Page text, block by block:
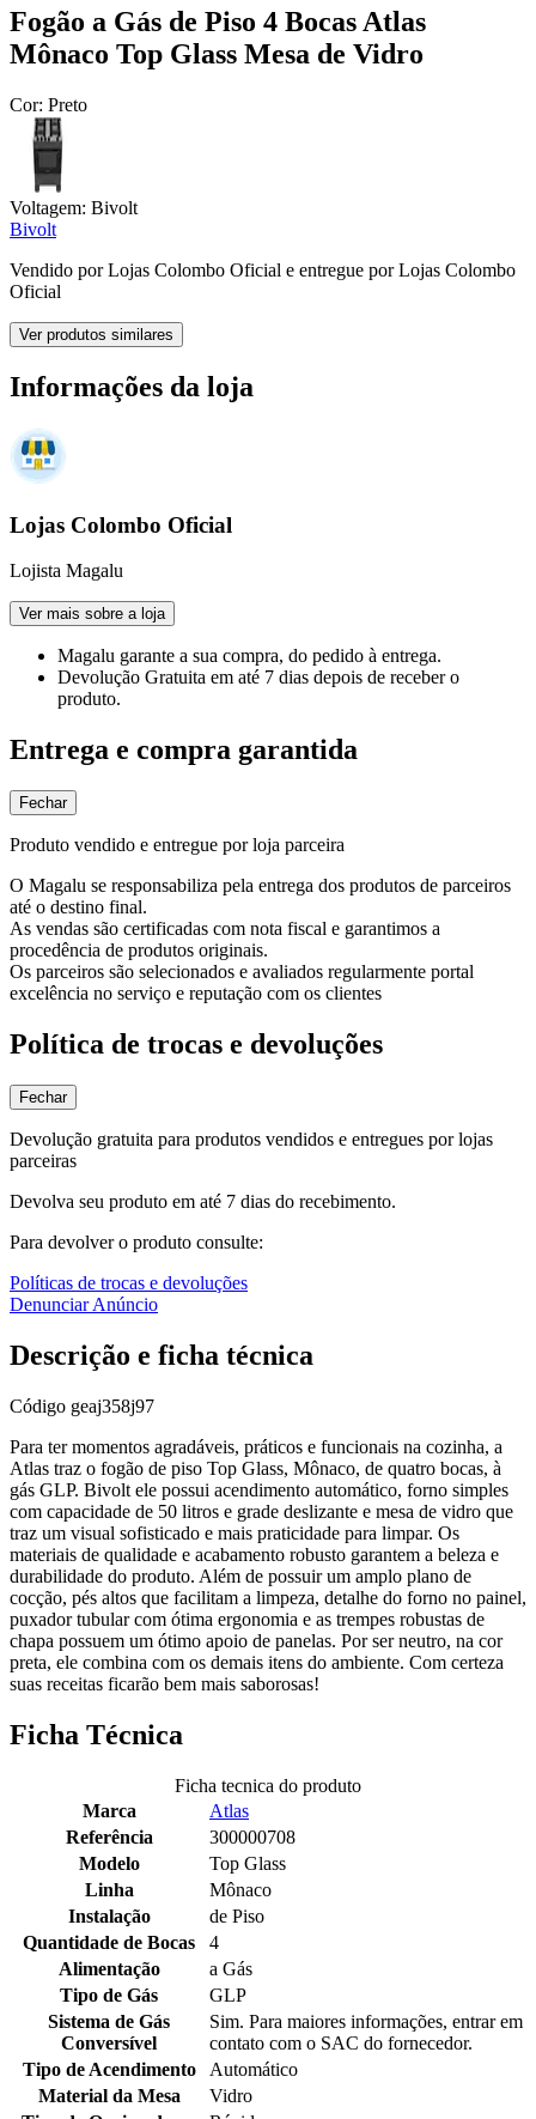
Fogão a Gás de Piso 4 Bocas Atlas
Mônaco Top Glass Mesa de Vidro
Cor: Preto
Voltagem: Bivolt
Bivolt
Vendido porLojas Colombo Oficial e entregue por Lojas Colombo
Oficial
Ver produtos similares
Informações da loja
Lojas Colombo Oficial
Lojista Magalu
Ver mais sobre a loja
Magalu garante a sua compra, do pedido à entrega.
Devolução Gratuita em até 7 dias depois de receber o
produto.
Entrega e compra garantida
Fechar
Produto vendido e entregue por loja parceira
O Magalu se responsabiliza pela entrega dos produtos de parceiros
até o destino final.
As vendas são certificadas com nota fiscal e garantimos a
procedência de produtos originais.
Os parceiros são selecionados e avaliados regularmente portal
excelência no serviço e reputação com os clientes
Política de trocas e devoluções
Fechar
Devolução gratuita para produtos vendidos e entregues por lojas
parceiras
Devolva seu produto em até 7 dias do recebimento.
Para devolver o produto consulte:
Políticas de trocas e devoluções
Denunciar Anúncio
Descrição e ficha técnica
Código geaj358j97
Para ter momentos agradáveis, práticos e funcionais na cozinha, a
Atlas traz o fogão de piso Top Glass, Mônaco, de quatro bocas, à
gás GLP. Bivolt ele possui acendimento automático, forno simples
com capacidade de 50 litros e grade deslizante e mesa de vidro que
traz um visual sofisticado e mais praticidade para limpar. Os
materiais de qualidade e acabamento robusto garantem a beleza e
durabilidade do produto. Além de possuir um amplo plano de
cocção, pés altos que facilitam a limpeza, detalhe do forno no painel,
puxador tubular com ótima ergonomia e as trempes robustas de
chapa possuem um ótimo apoio de panelas. Por ser neutro, na cor
preta, ele combina com os demais itens do ambiente. Com certeza
suas receitas ficarão bem mais saborosas!
Ficha Técnica
Ficha tecnica do produto
Marca
Atlas
Referência
300000708
Modelo
Top Glass
Linha
Mônaco
Instalação
de Piso
Quantidade de Bocas
4
Alimentação
a Gás
Tipo de Gás
GLP
Sistema de Gás
Conversível
Sim. Para maiores informações, entrar em
contato com o SAC do fornecedor.
Tipo de Acendimento
Automático
Material da Mesa
Vidro